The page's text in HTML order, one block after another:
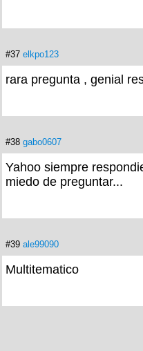
#37 elkpo123
rara pregunta , genial
#38 gabo0607
Yahoo siempre
miedo de preguntar...
#39 ale99090
Multitematico